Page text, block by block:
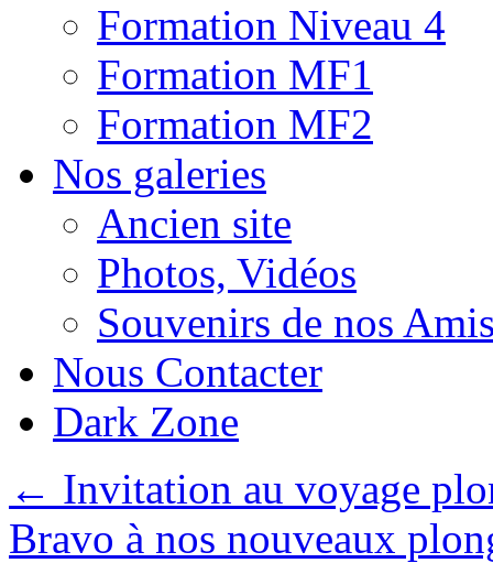
Formation Niveau 4
Formation MF1
Formation MF2
Nos galeries
Ancien site
Photos, Vidéos
Souvenirs de nos
Nous Contacter
Dark Zone
← Invitation au voyage
Bravo à nos nouveaux